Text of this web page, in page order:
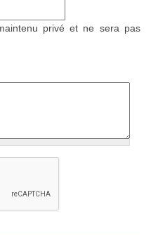
privé et ne sera pas